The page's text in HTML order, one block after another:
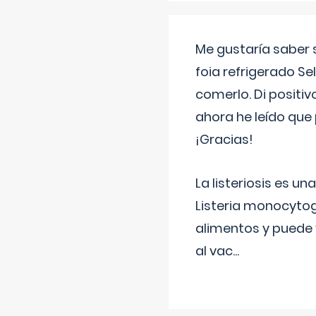
Me gustaría saber
foia refrigerado
comerlo. Di
ahora he leído
¡Gracias!
La listeriosis es
Listeria
alimentos y
al vac...